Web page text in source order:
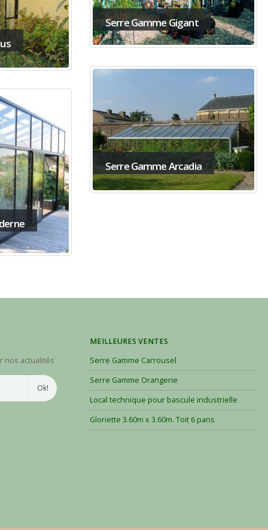
Serre Gamme Gigant
Serre Gamme Arcadia
nos actualités
MEILLEURES VENTES
Serre Gamme Carrousel
Serre Gamme Orangerie
Local technique pour bascule industrielle
Gloriette 3.60m x 3.60m. Toit 6 pans